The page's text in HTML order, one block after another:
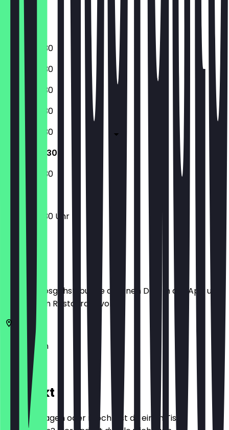
Samstag
Sonntag
07:30 - 18:30
07:30 - 18:30
07:30 - 18:30
07:30 - 18:30
07:30 - 18:30
07:30 - 18:30
07:30 - 18:30
07:30 - 18:30 Uhr
Bevor du losgehst, buche dir einen Deal in der App und
zeige ihn im Restaurant vor.
Berlin
Hagenpl. 3
Kontakt
Hast du Fragen oder möchtest du einen Tisch